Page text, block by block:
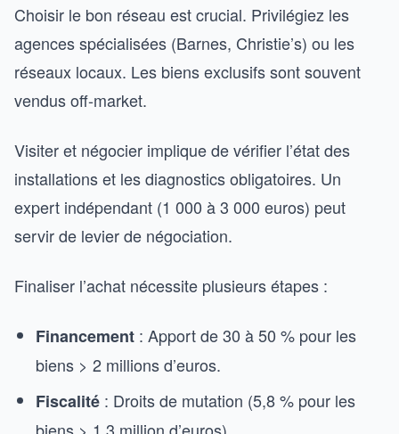
Choisir le bon réseau est crucial. Privilégiez les
agences spécialisées (Barnes, Christie’s) ou les
réseaux locaux. Les biens exclusifs sont souvent
vendus off-market.
Visiter et négocier implique de vérifier l’état des
installations et les diagnostics obligatoires. Un
expert indépendant (1 000 à 3 000 euros) peut
servir de levier de négociation.
Finaliser l’achat nécessite plusieurs étapes :
Financement : Apport de 30 à 50 % pour les
biens > 2 millions d’euros.
Fiscalité : Droits de mutation (5,8 % pour les